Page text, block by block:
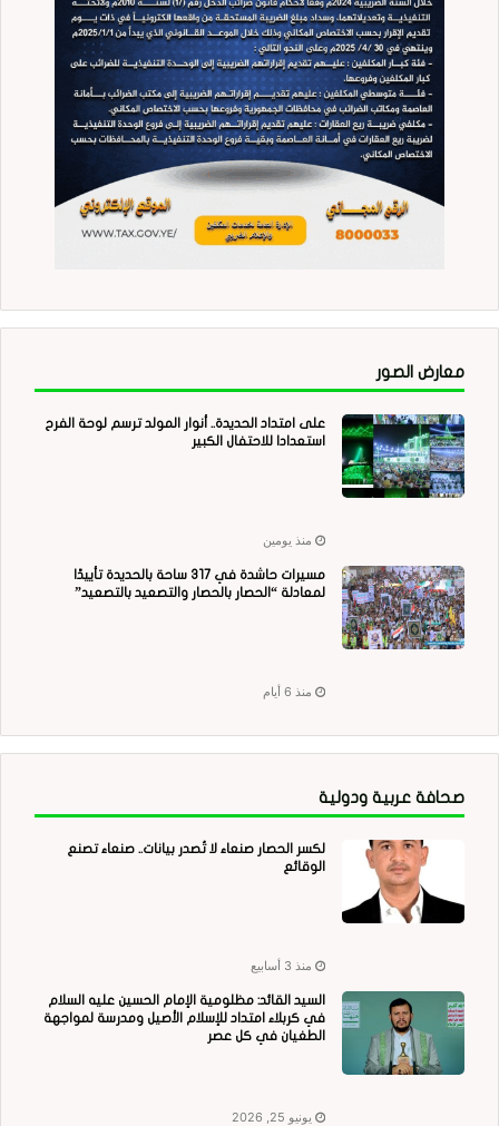
معارض الصور
على امتداد الحديدة.. أنوار المولد ترسم لوحة الفرح
استعدادا للاحتفال الكبير
منذ يومين
مسيرات حاشدة في 317 ساحة بالحديدة تأييدًا
لمعادلة “الحصار بالحصار والتصعيد بالتصعيد”
منذ 6 أيام
صحافة عربية ودولية
لكسر الحصار صنعاء لا تُصدر بيانات.. صنعاء تصنع
الوقائع
منذ 3 أسابيع
السيد القائد: مظلومية الإمام الحسين عليه السلام
في كربلاء امتداد للإسلام الأصيل ومدرسة لمواجهة
الطغيان في كل عصر
يونيو 25, 2026